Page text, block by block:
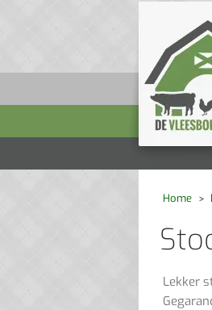
Home
Lekker